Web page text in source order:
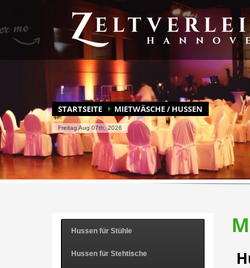
BLITZSCHNELL ZU IHREM ANGEBOT
Durchs Mietprogramm stöbern
Haben Sie Fragen? Wenn Sie die Antwort nicht hier
STARTSEITE MIETWÄSCHE / HUSSEN
Freitag Aug 07th, 2026
Hussen für Stühle
Hussen für Stehtische